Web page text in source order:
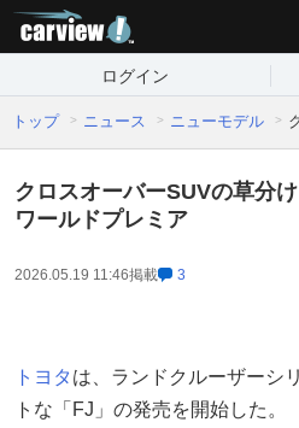
ログイン
トップ ニュース ニューモデル
クロスオーバーSUVの草分
ワールドプレミア
2026.05.19 11:46掲載 3
トヨタ は、ランドクルーザーシ
トな「FJ」の発売を開始した。